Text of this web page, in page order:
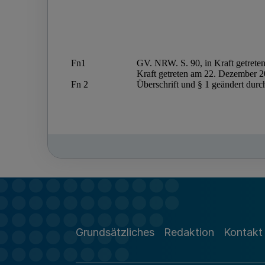
Grundsätzliches Redaktion Kontakt